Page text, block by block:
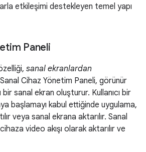
etkileşimi destekleyen temel yapı
Paneli
sanal ekranlardan
Cihaz Yönetim Paneli, görünür
sanal ekran oluşturur. Kullanıcı bir
başlamayı kabul ettiğinde uygulama,
veya sanal ekrana aktarılır. Sanal
video akışı olarak aktarılır ve